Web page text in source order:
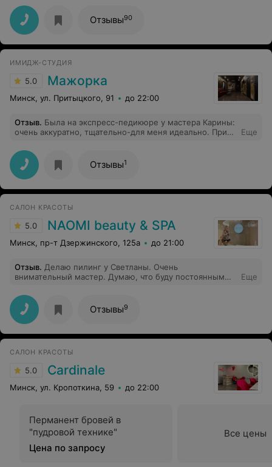
Отзывы90
ИМИДЖ-СТУДИЯ
5.0 Мажорка
Минск, ул. Притыцкого, 91 до 22:00
Отзыв. Была на экспресс-педикюре у мастера Карины:
очень аккуратно, тщательно-для меня идеально. При
красивый(салонный, а не парикмахерской)
Еще
Отзывы1
САЛОН КРАСОТЫ
5.0 NAOMI beauty & SPA
Минск, пр-т Дзержинского, 125а до 21:00
Отзыв. Делаю пилинг у Светланы. Очень
внимательный мастер. Думаю, что буду постоянным
Еще
Отзывы9
САЛОН КРАСОТЫ
5.0 Cardinale
Минск, ул. Кропоткина, 59 до 22:00
Перманент бровей в
"пудровой технике"
Цена по запросу
Все цены